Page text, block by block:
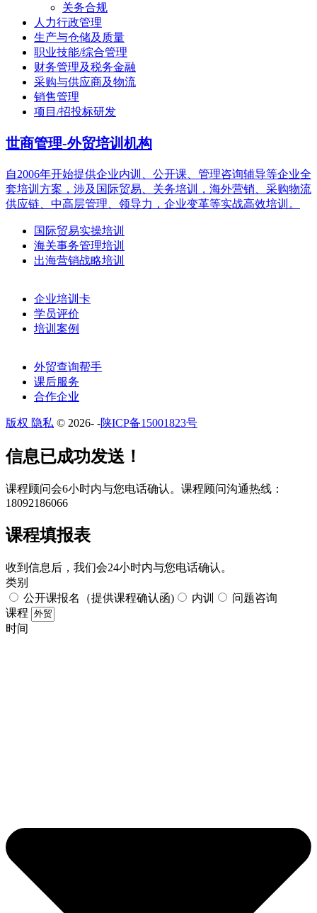
关务合规
人力行政管理
生产与仓储及质量
职业技能/综合管理
财务管理及税务金融
采购与供应商及物流
销售管理
项目/招投标研发
世商管理-外贸培训机构
自2006年开始提供企业内训、公开课、管理咨询辅导等企业全
套培训方案，涉及国际贸易、关务培训，海外营销、采购物流
供应链、中高层管理、领导力，企业变革等实战高效培训。
国际贸易实操培训
海关事务管理培训
出海营销战略培训
企业培训卡
学员评价
培训案例
外贸查询帮手
课后服务
合作企业
版权 隐私 © 2026- -陕ICP备15001823号
​​信息已成功发送！
课程顾问会6小时内与您电话确认。​课程顾问沟通热线：
18092186066
课程填报表​
收到信息后，我们会24小时内与您电话确认。​
类别
公开课报名（提供课程确认函)
内训
问题咨询
课程
时间